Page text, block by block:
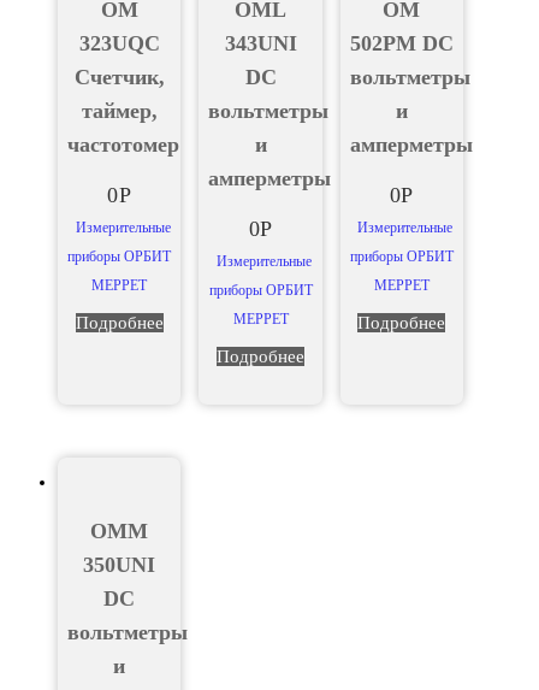
OM
323UQC
Счетчик,
таймер,
частотомер
0Р
Измерительные
приборы ОРБИТ
МЕРРЕТ
Подробнее
OML
343UNI
DC
вольтметры
и
амперметры
0Р
Измерительные
приборы ОРБИТ
МЕРРЕТ
Подробнее
OM
502PM DC
вольтметры
и
амперметры
0Р
Измерительные
приборы ОРБИТ
МЕРРЕТ
Подробнее
OMM
350UNI
DC
вольтметры
и